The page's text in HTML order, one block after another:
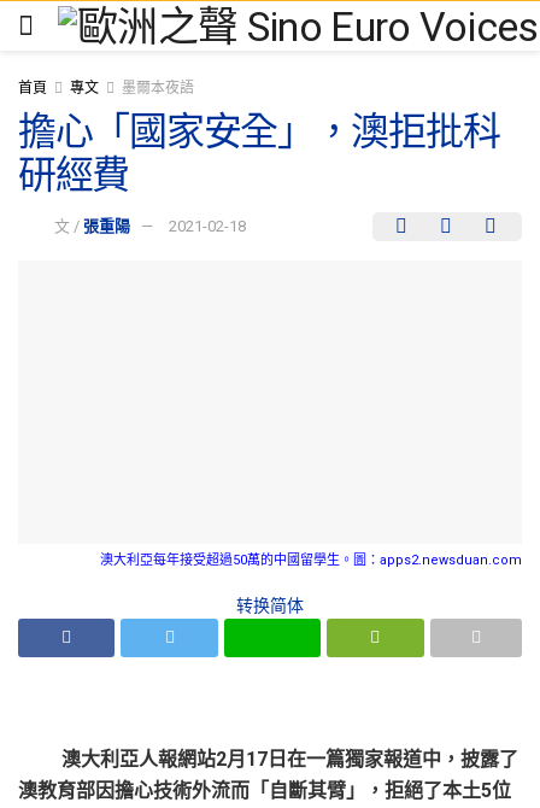
首頁 專文 墨爾本夜語
擔心「國家安全」，澳拒批科
研經費
文 / 張重陽 2021-02-18
澳大利亞每年接受超過50萬的中國留學生。圖：apps2.newsduan.com
转换简体
澳大利亞人報網站2月17日在一篇獨家報道中，披露了
澳教育部因擔心技術外流而「自斷其臂」，拒絕了本土5位